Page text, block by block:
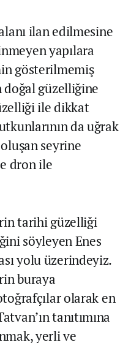
ilan edilmesine
yapılara
gösterilmemiş
doğal güzelliğine
ile dikkat
da uğrak
seyrine
dron ile
tarihi güzelliği
söyleyen Enes
yolu üzerindeyiz.
buraya
olarak en
tanıtımına
yerli ve